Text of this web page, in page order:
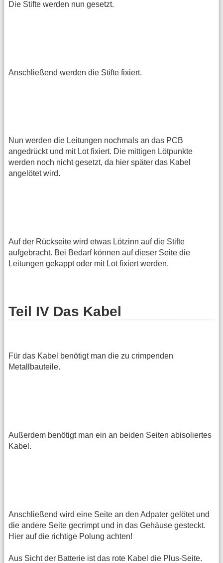
Die Stifte werden nun gesetzt.
Anschließend werden die Stifte fixiert.
Nun werden die Leitungen nochmals an das PCB
angedrückt und mit Lot fixiert. Die mittigen Lötpunkte
werden noch nicht gesetzt, da hier später das Kabel
angelötet wird.
Auf der Rückseite wird etwas Lötzinn auf die Stifte
aufgebracht. Bei Bedarf können auf dieser Seite die
Leitungen gekappt oder mit Lot fixiert werden.
Teil IV Das Kabel
Für das Kabel benötigt man die zu crimpenden
Metallbauteile.
Außerdem benötigt man ein an beiden Seiten abisoliertes
Kabel.
Anschließend wird eine Seite an den Adpater gelötet und
die andere Seite gecrimpt und in das Gehäuse gesteckt.
Hier auf die richtige Polung achten!
Aus Sicht der Batterie ist das rote Kabel die Plus-Seite.